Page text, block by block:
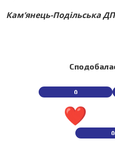
Кам’янець-Подільська
0
0